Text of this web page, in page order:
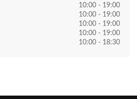
10:00 - 19:00
10:00 - 19:00
10:00 - 19:00
10:00 - 19:00
10:00 - 18:30